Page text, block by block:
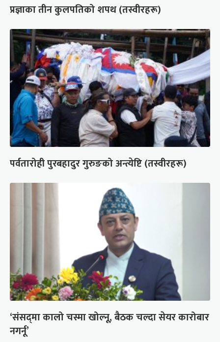
प्रज्ञाका तीन कुलपतिको शपथ (तस्वीरहरू)
पर्वतारोही पुरबहादुर गुरुङको अन्त्येष्टि (तस्वीरहरू)
‘संसद्‍मा कालो चस्मा खोल्नू, बैठक चल्दा सेयर कारोबार
नगर्नू’